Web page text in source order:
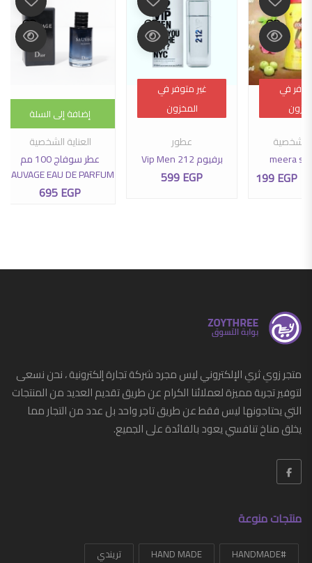
في
في
الشخصية
meera
السعر الأصلي هو: 300 EGP.
199EGP السعر الحالي هو: 199 EGP.
غير متوفر في
المخزون
غير متوفر في
المخزون
عطور
برفيوم Vip Men 212
599EGP
إضافة إلى السلة
العناية الشخصية
عطر سوفاج 100 مم
SAUVAGE EAU DE PARFUM
695EGP
متجر زوي ثري الإلكتروني ليس مجرد شركة تجارة إلكترونية ، نحن نسعى
لتوفير تجربة مميزة لعملائنا الكرام عن طريق تقديم العديد من المنتجات
التي يحتاجونها ليس فقط عن طريق تاجر واحد بل عدد من التجار مما
يخلق مناخ تنافسي يعود بالفائدة على الجميع.
منتجات منوعة
#HANDMADE
HAND MADE
تريندي